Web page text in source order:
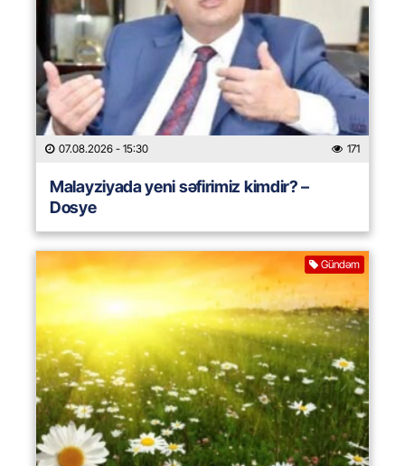
07.08.2026 - 15:30 171
Malayziyada yeni səfirimiz kimdir? –
Dosye
Gündəm